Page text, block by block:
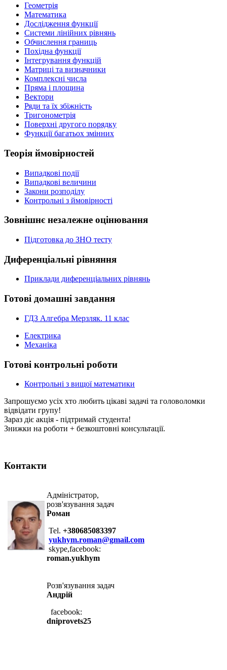
Геометрія
Математика
Дослідження функції
Системи лінійних рівнянь
Обчислення границь
Похідна функції
Інтегрування функцій
Матриці та визначники
Комплексні числа
Пряма і площина
Вектори
Ряди та їх збіжність
Тригонометрія
Поверхні другого порядку
Функції багатьох змінних
Теорія ймовірностей
Випадкові події
Випадкові величини
Закони розподілу
Контрольні з ймовірності
Зовнішнє незалежне оцінювання
Підготовка до ЗНО тесту
Диференціальні рівняння
Приклади диференціальних рівнянь
Готові домашні завдання
ГДЗ Алгебра Мерзляк. 11 клас
Електрика
Механіка
Готові контрольні роботи
Контрольні з вищої математики
Запрошуємо усіх хто любить цікаві задачі та головоломки
відвідати групу!
Зараз діє акція - підтримай студента!
Знижки на роботи + безкоштовні консультації.
Контакти
Адміністратор,
розв'язування задач
Роман
Tel. +380685083397
yukhym.roman@gmail.com
skype,facebook:
roman.yukhym
Розв'язування задач
Андрій
facebook:
dniprovets25